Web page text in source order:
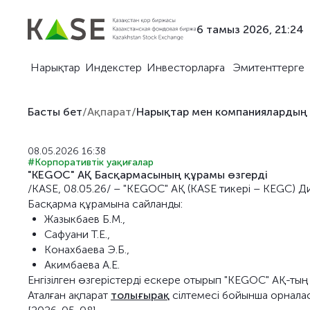
6 тамыз 2026, 21:24
Нарықтар Индекстер Инвесторларға Эмитенттерге
Басты бет/Ақпарат/Нарықтар мен
08.05.2026 16:38
#Корпоративтік уақиғалар
"KEGOC" АҚ Басқармасының құрамы өзгерді
/KASE, 08.05.26/ – "KEGOC" АҚ (KASE тикері – KEGC)
Басқарма құрамына сайланды:
Жазыкбаев Б.М.,
Сафуани Т.Е.,
Конахбаева Э.Б.,
Акимбаева А.Е.
Енгізілген өзгерістерді ескере отырып "KEGOC" АҚ-
Аталған ақпарат толығырақ сілтемесі бойынша